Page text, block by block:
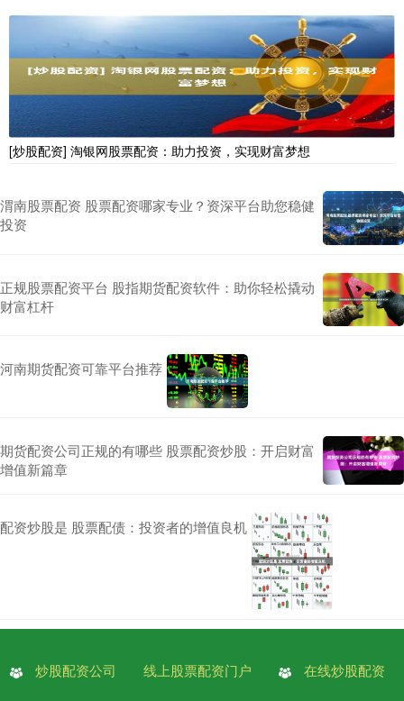
[炒股配资] 淘银网股票配资：助力投资，实现财富梦想
渭南股票配资 股票配资哪家专业？资深平台助您稳健
投资
正规股票配资平台 股指期货配资软件：助你轻松撬动
财富杠杆
河南期货配资可靠平台推荐
期货配资公司正规的有哪些 股票配资炒股：开启财富
增值新篇章
配资炒股是 股票配债：投资者的增值良机
炒股配资公司 线上股票配资门户 在线炒股配资